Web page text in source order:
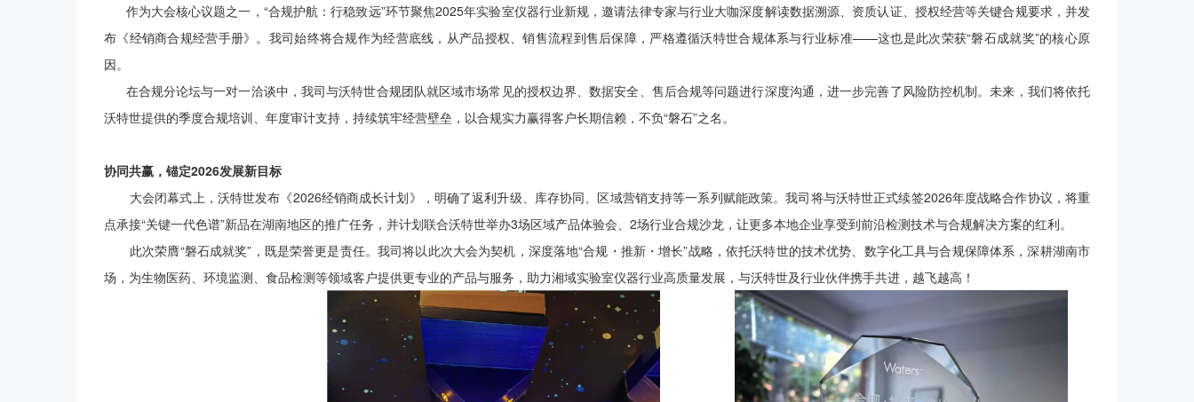
作为大会核心议题之一，“合规护航：行稳致远”环节聚焦2025年实验室仪器行业新规，邀请法律专家与行业大咖深度解读数据溯源、资质认证、授权经营等关键合规要求，并发
布《经销商合规经营手册》。我司始终将合规作为经营底线，从产品授权、销售流程到售后保障，严格遵循沃特世合规体系与行业标准——这也是此次荣获“磐石成就奖”的核心原
因。
在合规分论坛与一对一洽谈中，我司与沃特世合规团队就区域市场常见的授权边界、数据安全、售后合规等问题进行深度沟通，进一步完善了风险防控机制。未来，我们将依托
沃特世提供的季度合规培训、年度审计支持，持续筑牢经营壁垒，以合规实力赢得客户长期信赖，不负“磐石”之名。
协同共赢，锚定2026发展新目标
大会闭幕式上，沃特世发布《2026经销商成长计划》，明确了返利升级、库存协同、区域营销支持等一系列赋能政策。我司将与沃特世正式续签2026年度战略合作协议，将重
点承接“关键一代色谱”新品在湖南地区的推广任务，并计划联合沃特世举办3场区域产品体验会、2场行业合规沙龙，让更多本地企业享受到前沿检测技术与合规解决方案的红利。
此次荣膺“磐石成就奖”，既是荣誉更是责任。我司将以此次大会为契机，深度落地“合规・推新・增长”战略，依托沃特世的技术优势、数字化工具与合规保障体系，深耕湖南市
场，为生物医药、环境监测、食品检测等领域客户提供更专业的产品与服务，助力湘域实验室仪器行业高质量发展，与沃特世及行业伙伴携手共进，越飞越高！